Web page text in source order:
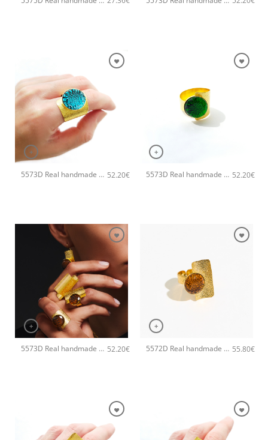
+
5573D Real handmade crystal big χειροποίητο δαχτυλιδι Catherine bijoux Τυρκουάζ 52.20€
+
5573D Real handmade crystal big χειροποίητο δαχτυλιδι Catherine bijoux Πράσινο 52.20€
+
5573D Real handmade crystal big χειροποίητο δαχτυλιδι Catherine bijoux Ασημί 52.20€
+
5572D Real handmade crystal χειροποίητο βραχιόλι Catherine bijoux Χρυσό 55.80€